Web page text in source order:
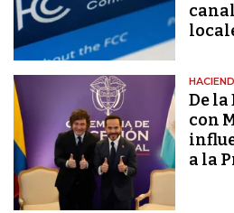
De
con
a la